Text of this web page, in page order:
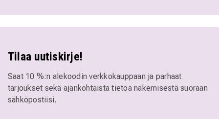
Tilaa uutiskirje!
Saat 10 %:n alekoodin verkkokauppaan ja parhaat
tarjoukset sekä ajankohtaista tietoa näkemisestä suoraan
sähköpostiisi.